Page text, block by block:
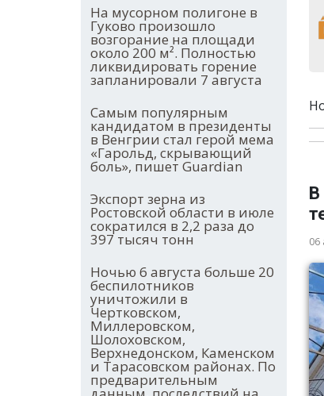
На мусорном полигоне в
Гуково произошло
возгорание на площади
около 200 м². Полностью
ликвидировать горение
запланировали 7 августа
Самым популярным
кандидатом в президенты
в Венгрии стал герой мема
«Гарольд, скрывающий
боль», пишет Guardian
Экспорт зерна из
Ростовской области в июле
сократился в 2,2 раза до
397 тысяч тонн
Ночью 6 августа больше 20
беспилотников
уничтожили в
Чертковском,
Миллеровском,
Шолоховском,
Верхнедонском, Каменском
и Тарасовском районах. По
предварительным
В
06